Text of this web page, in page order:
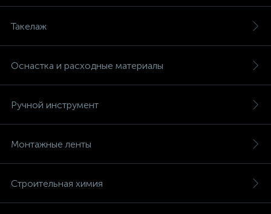
Такелаж
Оснастка и расходные материалы
Ручной инструмент
Монтажные ленты
Строительная химия